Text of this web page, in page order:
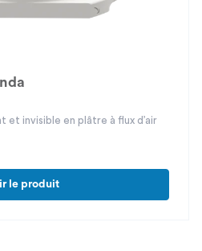
et invisible en plâtre à flux d’air
le produit